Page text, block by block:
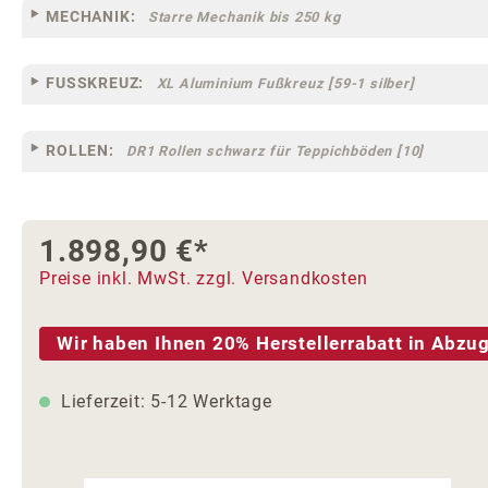
MECHANIK: Starre Mechanik bis 250 kg
FUSSKREUZ: XL Aluminium Fußkreuz [59-1 silber]
ROLLEN: DR1 Rollen schwarz für Teppichböden [10]
1.898,90 €*
Preise inkl. MwSt. zzgl. Versandkosten
Wir haben Ihnen 20% Herstellerrabatt in
Lieferzeit: 5-12 Werktage